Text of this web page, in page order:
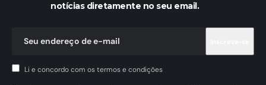
notícias diretamente no seu email.
Li e concordo com os termos e condições